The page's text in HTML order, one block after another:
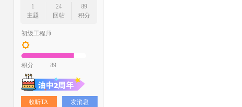
1
主题
24
回帖
89
积分
初级工程师
积分 89
收听TA 发消息